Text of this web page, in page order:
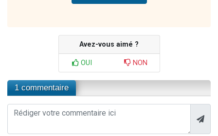
Avez-vous aimé ?
OUI NON
1 commentaire